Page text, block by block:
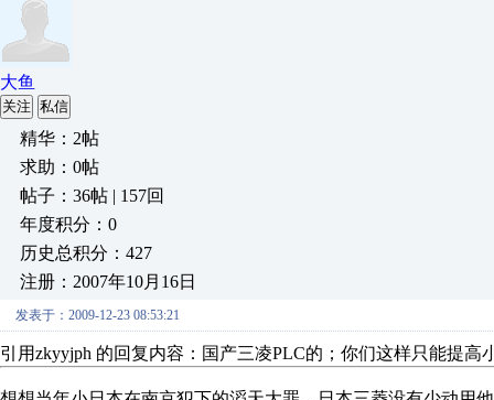
大鱼
关注 私信
精华：2帖
求助：0帖
帖子：36帖 | 157回
年度积分：0
历史总积分：427
注册：2007年10月16日
发表于：2009-12-23 08:53:21
引用zkyyjph 的回复内容：国产三凌PLC的；你们这样只能提高